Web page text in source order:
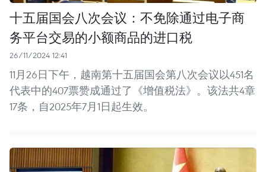
十五届国会八次会议：不免除通过电子商
务平台交易的小额商品的进口税
26/11/2024 12:41
11月26日下午，越南第十五届国会第八次会议以451名
代表中的407票赞成通过了《增值税法》。该法共4章
17条，自2025年7月1日起生效。